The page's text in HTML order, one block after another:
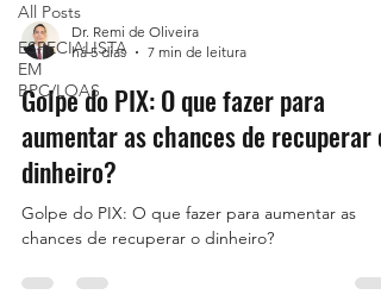
All Posts
ESPECIALISTA
EM
BPC/LOAS
Dr. Remi de Oliveira
há 5 dias
7 min de leitura
Golpe do PIX: O que fazer para
aumentar as chances de recuperar o
dinheiro?
Golpe do PIX: O que fazer para aumentar as
chances de recuperar o dinheiro?